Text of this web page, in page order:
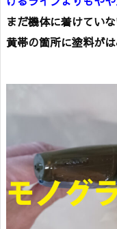
まだ機体に着けてい
黄帯の箇所に塗料が